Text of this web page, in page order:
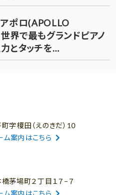
ポロ(APOLLO
界で最もグランドピアノ
とタッチを…
榎田（えのきだ）10
ム案内はこちら
場町２丁目１７−７
ム案内はこちら